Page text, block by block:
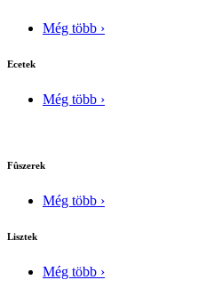
Még több ›
Ecetek
Még több ›
Fûszerek
Még több ›
Lisztek
Még több ›